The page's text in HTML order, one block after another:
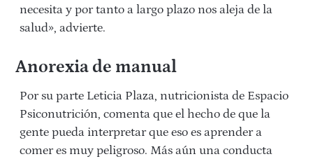
necesita y por tanto a largo plazo nos aleja de la
salud», advierte.
Anorexia de manual
Por su parte Leticia Plaza, nutricionista de Espacio
Psiconutrición, comenta que el hecho de que la
gente pueda interpretar que eso es aprender a
comer es muy peligroso. Más aún una conducta